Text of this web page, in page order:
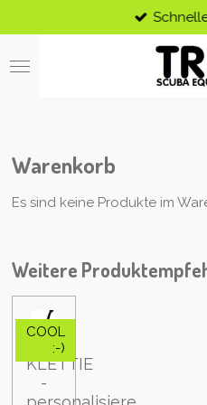
Hauptinhalt
springen
Warenkorb
Es sind keine Produkte im
Weitere
COOL
:-)
KLETTIE
-